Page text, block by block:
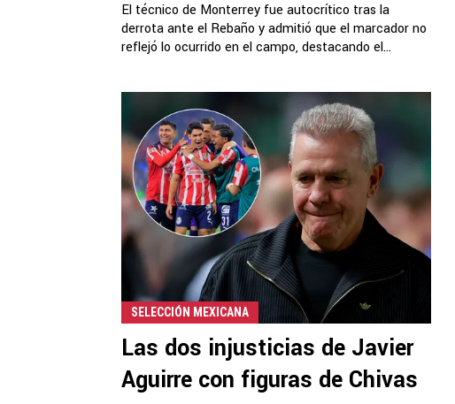
El técnico de Monterrey fue autocrítico tras la
derrota ante el Rebaño y admitió que el marcador no
reflejó lo ocurrido en el campo, destacando el...
SELECCIÓN MEXICANA
Las dos injusticias de Javier
Aguirre con figuras de Chivas